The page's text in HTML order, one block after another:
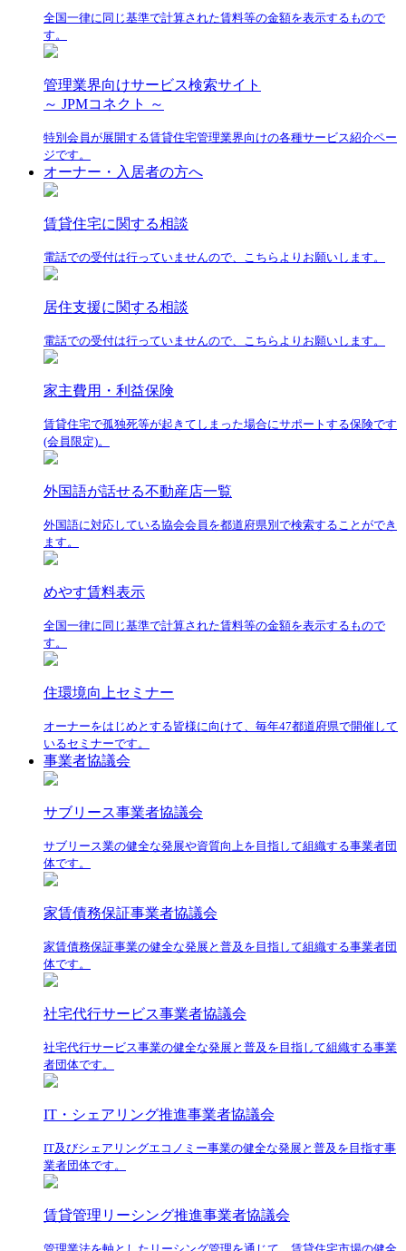
全国一律に同じ基準で計算された賃料等の金額を表示するもので
す。
管理業界向けサービス検索サイト
～ JPMコネクト ～
特別会員が展開する賃貸住宅管理業界向けの各種サービス紹介ペー
ジです。
オーナー・入居者の方へ
賃貸住宅に関する相談
電話での受付は行っていませんので、こちらよりお願いします。
居住支援に関する相談
電話での受付は行っていませんので、こちらよりお願いします。
家主費用・利益保険
賃貸住宅で孤独死等が起きてしまった場合にサポートする保険です
(会員限定)。
外国語が話せる不動産店一覧
外国語に対応している協会会員を都道府県別で検索することができ
ます。
めやす賃料表示
全国一律に同じ基準で計算された賃料等の金額を表示するもので
す。
住環境向上セミナー
オーナーをはじめとする皆様に向けて、毎年47都道府県で開催して
いるセミナーです。
事業者協議会
サブリース事業者協議会
サブリース業の健全な発展や資質向上を目指して組織する事業者団
体です。
家賃債務保証事業者協議会
家賃債務保証事業の健全な発展と普及を目指して組織する事業者団
体です。
社宅代行サービス事業者協議会
社宅代行サービス事業の健全な発展と普及を目指して組織する事業
者団体です。
IT・シェアリング推進事業者協議会
IT及びシェアリングエコノミー事業の健全な発展と普及を目指す事
業者団体です。
賃貸管理リーシング推進事業者協議会